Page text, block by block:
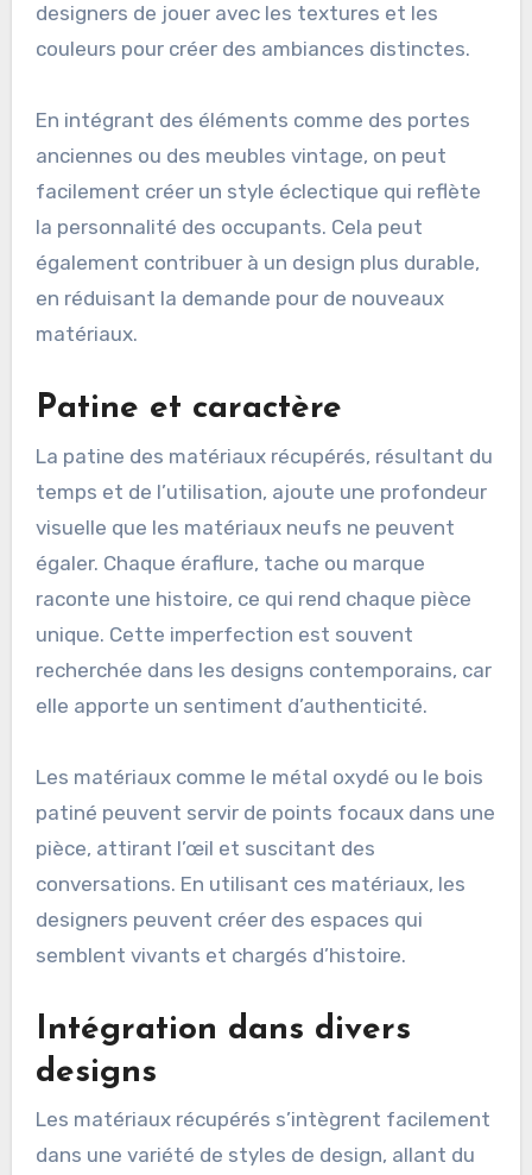
designers de jouer avec les textures et les
couleurs pour créer des ambiances distinctes.
En intégrant des éléments comme des portes
anciennes ou des meubles vintage, on peut
facilement créer un style éclectique qui reflète
la personnalité des occupants. Cela peut
également contribuer à un design plus durable,
en réduisant la demande pour de nouveaux
matériaux.
Patine et caractère
La patine des matériaux récupérés, résultant du
temps et de l’utilisation, ajoute une profondeur
visuelle que les matériaux neufs ne peuvent
égaler. Chaque éraflure, tache ou marque
raconte une histoire, ce qui rend chaque pièce
unique. Cette imperfection est souvent
recherchée dans les designs contemporains, car
elle apporte un sentiment d’authenticité.
Les matériaux comme le métal oxydé ou le bois
patiné peuvent servir de points focaux dans une
pièce, attirant l’œil et suscitant des
conversations. En utilisant ces matériaux, les
designers peuvent créer des espaces qui
semblent vivants et chargés d’histoire.
Intégration dans divers
designs
Les matériaux récupérés s’intègrent facilement
dans une variété de styles de design, allant du